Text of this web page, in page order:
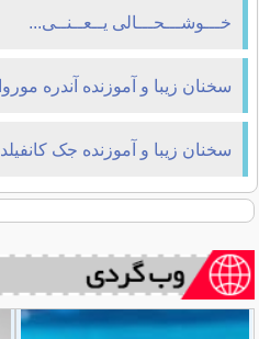
خـــوشـــحـــالی یــعــنــی...
سخنان زیبا و آموزنده آندره موروا
سخنان زیبا و آموزنده جک كانفيلد